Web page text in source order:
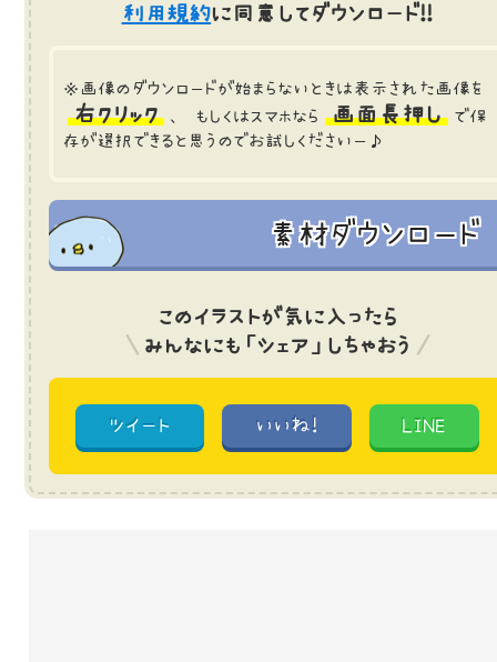
利用規約に同意してダウンロード!!
※画像のダウンロードが始まらないときは表示された画像を
右クリック 、 もしくはスマホなら 画面長押し
で保
存が選択できると思うのでお試しくださいー♪
素材ダウンロード
このイラストが気に入ったら
みんなにも「シェア」しちゃおう
ツイート いいね! LINE